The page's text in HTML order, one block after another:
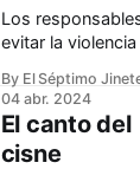
Los
evitar la violencia
estadios están a
cosa
By El Séptimo
04 abr. 2024
El canto del
cisne